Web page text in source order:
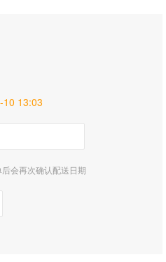
13:03
会再次确认配送日期